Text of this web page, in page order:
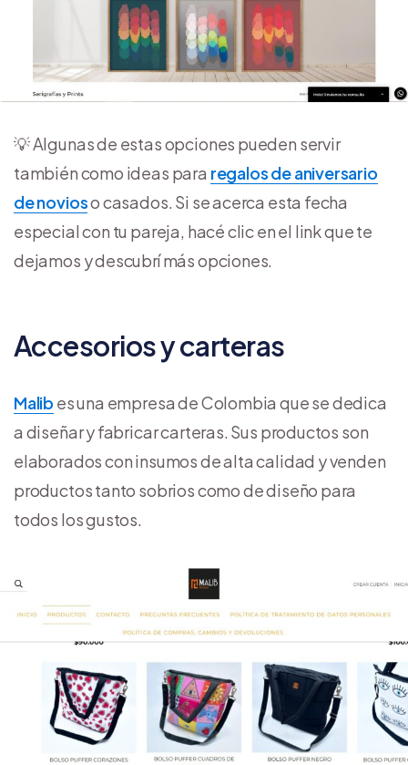
💡 Algunas de estas opciones pueden servir
también como ideas para regalos de aniversario
de novioso casados. Si se acerca esta fecha
especial con tu pareja, hacé clic en el link que te
dejamos y descubrí más opciones.
Accesorios y carteras
Malib es una empresa de Colombia que se dedica
a diseñar y fabricar carteras. Sus productos son
elaborados con insumos de alta calidad y venden
productos tanto sobrios como de diseño para
todos los gustos.